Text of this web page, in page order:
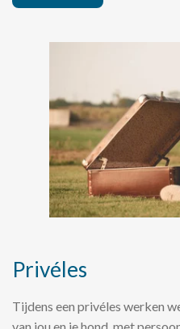
Privéles
Tijdens een privéles werken